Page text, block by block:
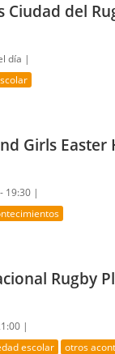
Ciudad del
día |
Girls Easter
19:30 |
Rugby
|
escolar otros